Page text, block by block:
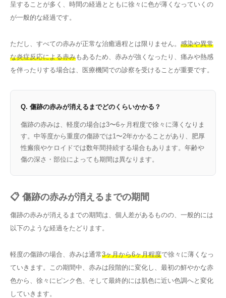
呈することが多く、時間の経過とともに徐々に色が薄くなっていくの
が一般的な経過です。
ただし、すべての赤みが正常な治癒過程とは限りません。 感染や異常
な炎症反応による赤みもあるため、赤みが強くなったり、痛みや熱感
を伴ったりする場合は、医療機関での診察を受けることが重要です。
Q. 傷跡の赤みが消えるまでどのくらいかかる？
傷跡の赤みは、軽度の場合は3〜6ヶ月程度で徐々に薄くなりま
す。中等度から重度の傷跡では1〜2年かかることがあり、肥厚
性瘢痕やケロイドでは数年間持続する場合もあります。年齢や
傷の深さ・部位によっても期間は異なります。
📋 傷跡の赤みが消えるまでの期間
傷跡の赤みが消えるまでの期間は、個人差があるものの、一般的には
以下のような経過をたどります。
軽度の傷跡の場合、赤みは通常3ヶ月から6ヶ月程度で徐々に薄くなっ
ていきます。この期間中、赤みは段階的に変化し、最初の鮮やかな赤
色から、徐々にピンク色、そして最終的には肌色に近い色調へと変化
していきます。